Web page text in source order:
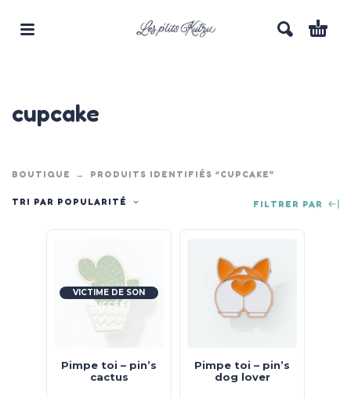
cupcake
BOUTIQUE PRODUITS IDENTIFIÉS “CUPCAKE”
TRI PAR POPULARITÉ FILTRER PAR
VICTIME DE SON
SUCCÈS !
Pimpe toi – pin’s
cactus
Pimpe toi – pin’s
dog lover